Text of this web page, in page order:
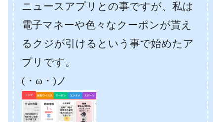
ニュースアプリとの事ですが、私は
電子マネーや色々なクーポンが貰え
るクジが引けるという事で始めたア
プリです。
(・ω・)ノ